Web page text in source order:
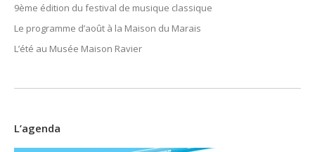
9ème édition du festival de musique classique
Le programme d’août à la Maison du Marais
L’été au Musée Maison Ravier
L’agenda